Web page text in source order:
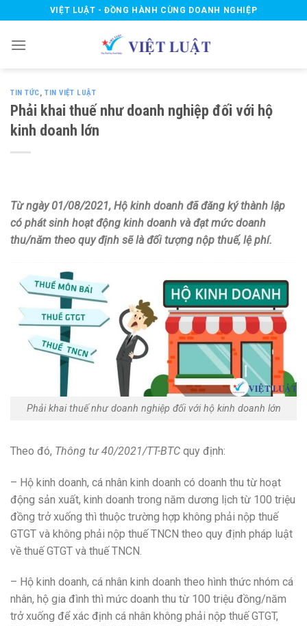
to
content
VIỆT LUẬT - ĐỒNG HÀNH CÙNG DOANH NGHIỆP
TIN TỨC,TIN VIỆT LUẬT
Phải khai thuế như doanh nghiệp đối với hộ
kinh doanh lớn
Từ ngày 01/08/2021, Hộ kinh doanh đã đăng ký thành lập
có phát sinh hoạt động kinh doanh và đạt mức doanh
thu/năm theo quy định sẽ là đối tượng nộp thuế, lệ phí.
Phải khai thuế như doanh nghiệp đối với hộ kinh doanh lớn
Theo đó, Thông tư 40/2021/TT-BTC quy định:
– Hộ kinh doanh, cá nhân kinh doanh có doanh thu từ hoạt
động sản xuất, kinh doanh trong năm dương lịch từ 100 triệu
đồng trở xuống thì thuộc trường hợp không phải nộp thuế
GTGT và không phải nộp thuế TNCN theo quy định pháp luật
về thuế GTGT và thuế TNCN.
– Hộ kinh doanh, cá nhân kinh doanh theo hình thức nhóm cá
nhân, hộ gia đình thì mức doanh thu từ 100 triệu đồng/năm
trở xuống để xác định cá nhân không phải nộp thuế GTGT,